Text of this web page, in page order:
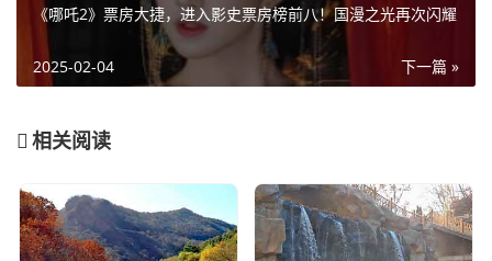
《哪吒2》票房大捷，进入影史票房榜前八！国漫之光再次闪耀
下一篇 »
2025-02-04
相关阅读